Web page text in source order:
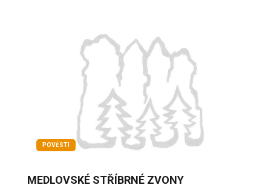
POVĚSTI
MEDLOVSKÉ STŘÍBRNÉ ZVONY